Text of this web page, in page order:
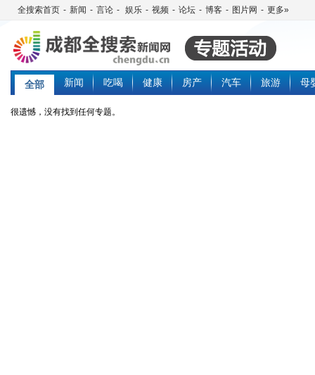
全搜索首页 - 新闻 - 言论 - 娱乐 - 视频 - 论坛 - 博客 - 图片网 - 更多»
全部 新闻 吃喝 健康 房产 汽车 旅游 母
很遗憾，没有找到任何专题。